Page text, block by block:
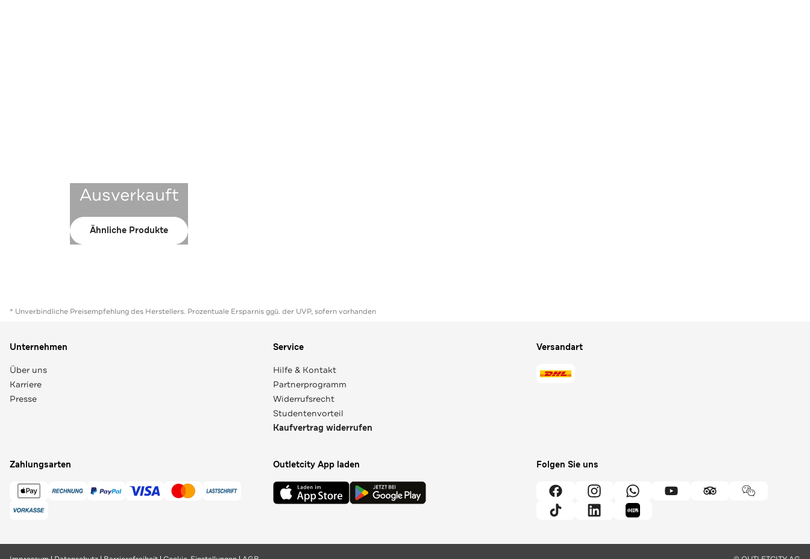
Ausverkauft
Ähnliche Produkte
* Unverbindliche Preisempfehlung des Herstellers. Prozentuale Ersparnis ggü. der UVP, sofern vorhanden
Unternehmen
Über uns
Karriere
Presse
Service
Hilfe & Kontakt
Partnerprogramm
Widerrufsrecht
Studentenvorteil
Kaufvertrag widerrufen
Versandart
Zahlungsarten Outletcity App laden Folgen Sie uns